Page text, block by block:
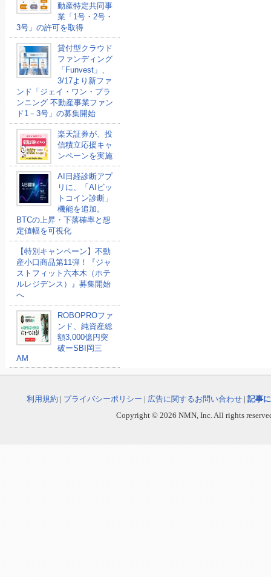
動産特定共同事
業「1号・2号・
3号」の許可を取得
貸付型クラウド
ファンディング
「Funvest」、
3/17より新ファ
ンド「ジェイ・ワン・プラ
ンニング 不動産事業ファン
ド1－3号」の募集開始
楽天証券が、投
信積立応援キャ
ンペーンを実施
AI日経診断アプ
リに、「AIビッ
トコイン診断」
機能を追加。
BTCの上昇・下落確率と想
定値幅を可視化
【特別キャンペーン】不動
産小口商品第11弾！『ジャ
ストフィット六本木（ホテ
ルレジデンス）』募集開始
へ
ROBOPROファ
ンド、純資産総
額3,000億円突
破ーSBI岡三
AM
利用規約 | プライバシーポリシー | 広告に関するお問い合わせ | 記事
Copyright © 2026 NMN, Inc. All rights